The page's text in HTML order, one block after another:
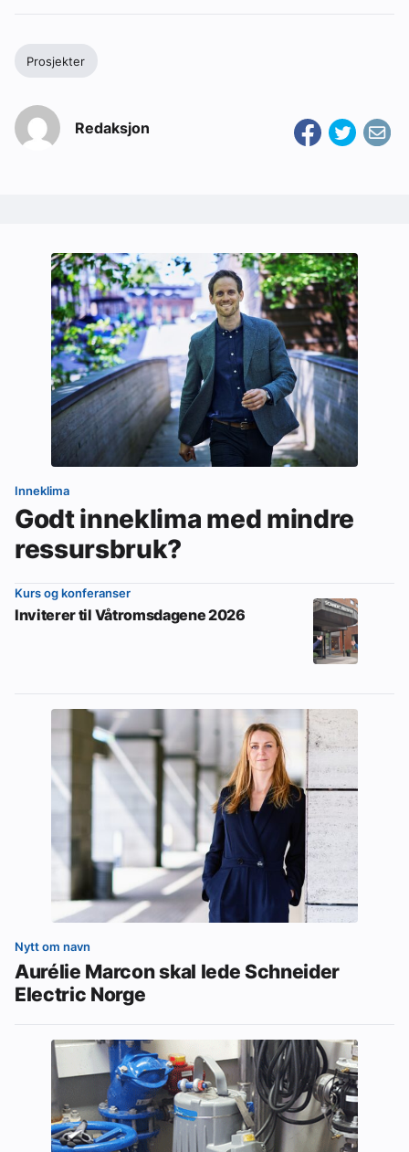
Prosjekter
Redaksjon
Inneklima
Godt inneklima med mindre
ressursbruk?
Kurs og konferanser
Inviterer til Våtromsdagene 2026
Nytt om navn
Aurélie Marcon skal lede Schneider
Electric Norge